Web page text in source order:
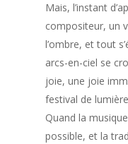
Mais, l’instant
compositeur, un
l’ombre, et tout
arcs-en-ciel se
joie, une joie
festival de
Quand la
possible, et la